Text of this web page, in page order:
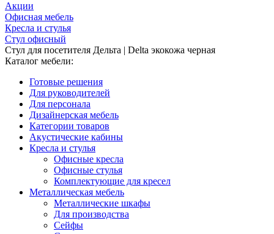
Акции
Офисная мебель
Кресла и стулья
Стул офисный
Стул для посетителя Дельта | Delta экокожа черная
Каталог мебели:
Готовые решения
Для руководителей
Для персонала
Дизайнерская мебель
Категории товаров
Акустические кабины
Кресла и стулья
Офисные кресла
Офисные стулья
Комплектующие для кресел
Металлическая мебель
Металлические шкафы
Для производства
Сейфы